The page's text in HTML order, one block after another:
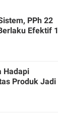
PPh 22
Efektif 1
Hadapi
Produk Jadi